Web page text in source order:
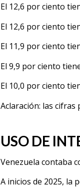
El 12,6 por ciento
El 12,6 por ciento
El 11,9 por ciento
El 9,9 por ciento
El 10,0 por ciento
Aclaración: las
USO DE
Venezuela contaba
A inicios de 2025, la